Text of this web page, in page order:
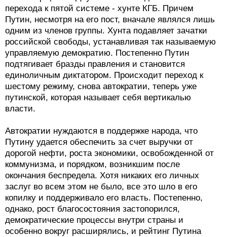
перехода к пятой системе - хунте КГБ. Причем
Путин, несмотря на его пост, вначале являлся лишь
одним из членов группы. Хунта подавляет зачатки
российской свободы, устанавливая так называемую
управляемую демократию. Постепенно Путин
подтягивает бразды правления и становится
единоличным диктатором. Происходит переход к
шестому режиму, снова автократии, теперь уже
путинской, которая называет себя вертикалью
власти.
Автократии нуждаются в поддержке народа, что
Путину удается обеспечить за счет выручки от
дорогой нефти, роста экономики, освобожденной от
коммунизма, и порядком, возникшим после
окончания беспредела. Хотя никаких его личных
заслуг во всем этом не было, все это шло в его
копилку и поддерживало его власть. Постепенно,
однако, рост благосостояния застопорился,
демократические процессы внутри страны и
особенно вокруг расширялись, и рейтинг Путина